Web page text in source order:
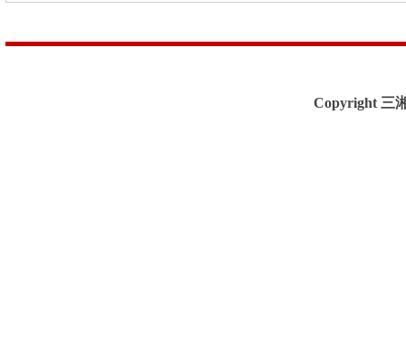
Copyright 三